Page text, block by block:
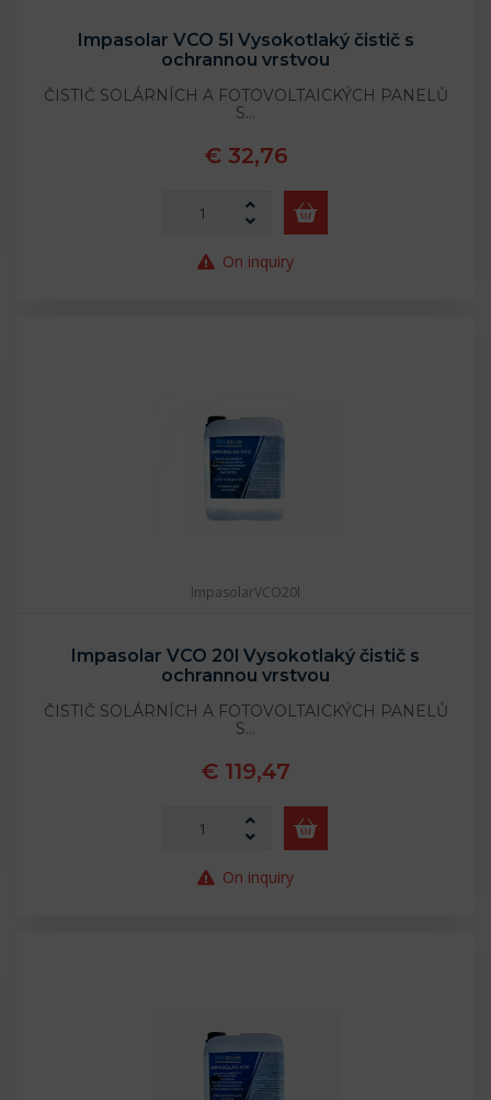
Impasolar VCO 5l Vysokotlaký čistič s
ochrannou vrstvou
ČISTIČ SOLÁRNÍCH A FOTOVOLTAICKÝCH PANELŮ
S…
€ 32,76
On inquiry
ImpasolarVCO20l
Impasolar VCO 20l Vysokotlaký čistič s
ochrannou vrstvou
ČISTIČ SOLÁRNÍCH A FOTOVOLTAICKÝCH PANELŮ
S…
€ 119,47
On inquiry